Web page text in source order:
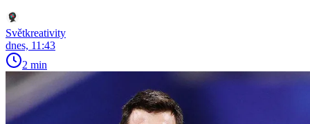
Světkreativity
dnes, 11:43
2 min